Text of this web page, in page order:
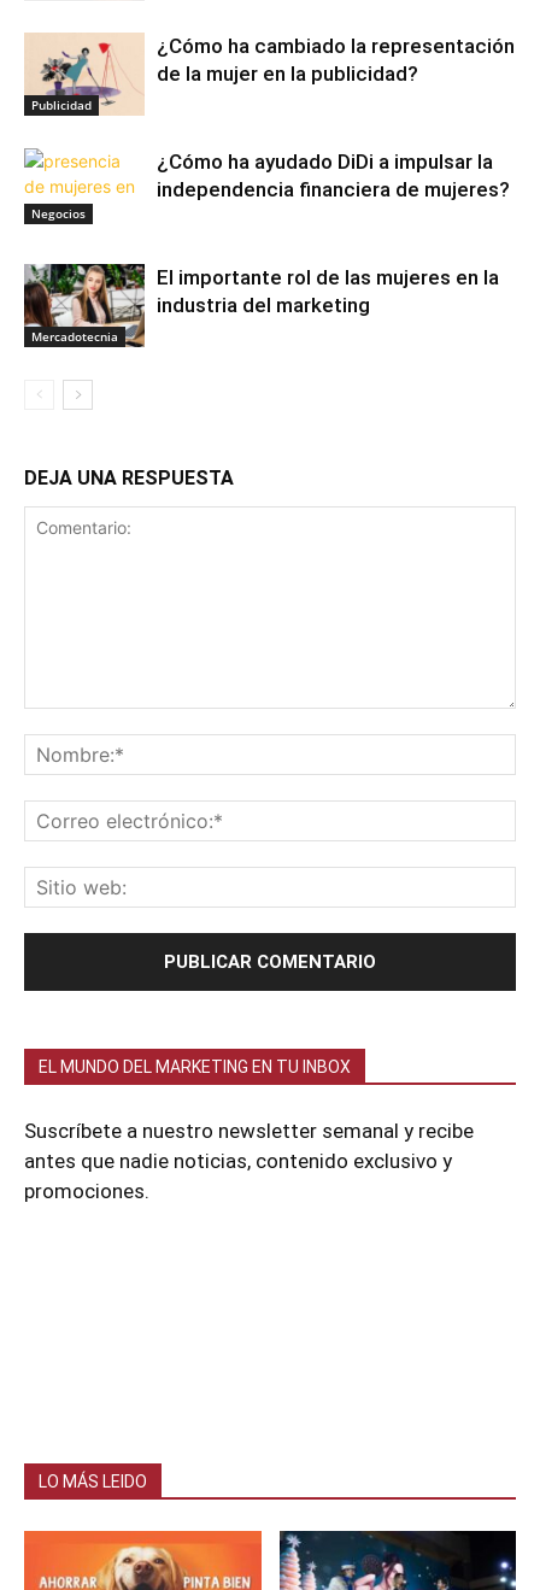
Publicidad
¿Cómo ha cambiado la representación
de la mujer en la publicidad?
Negocios
¿Cómo ha ayudado DiDi a impulsar la
independencia financiera de mujeres?
Mercadotecnia
El importante rol de las mujeres en la
industria del marketing
DEJA UNA RESPUESTA
EL MUNDO DEL MARKETING EN TU INBOX
Suscríbete a nuestro newsletter semanal y recibe
antes que nadie noticias, contenido exclusivo y
promociones.
LO MÁS LEIDO